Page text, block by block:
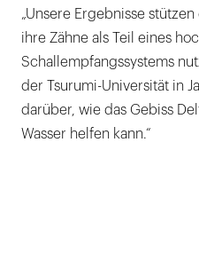
„Unsere Ergebnisse
ihre Zähne als Teil eines
Schallempfangssystems
der Tsurumi-Universität in
darüber, wie das Gebiss
Wasser helfen kann.“